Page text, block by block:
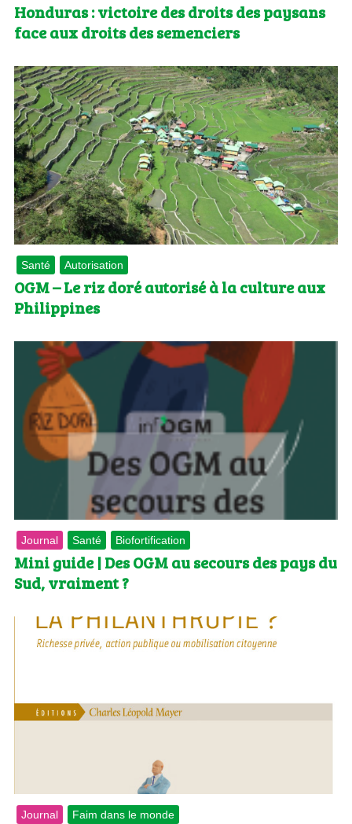
Honduras : victoire des droits des paysans
face aux droits des semenciers
Santé Autorisation
OGM – Le riz doré autorisé à la culture aux
Philippines
Journal Santé Biofortification
Mini guide | Des OGM au secours des pays du
Sud, vraiment ?
Journal Faim dans le monde